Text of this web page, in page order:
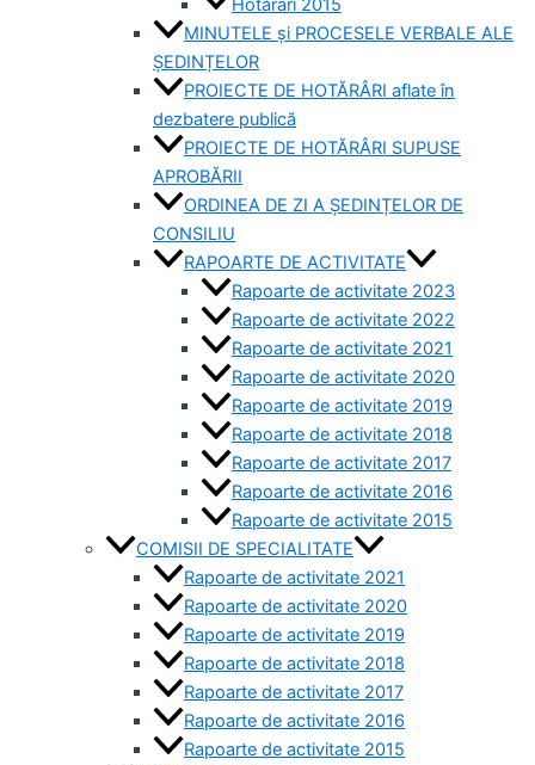
MINUTELE și PROCESELE VERBALE ALE
ȘEDINȚELOR
PROIECTE DE HOTĂRÂRI aflate în
dezbatere publică
PROIECTE DE HOTĂRÂRI SUPUSE
APROBĂRII
ORDINEA DE ZI A ȘEDINȚELOR DE
CONSILIU
RAPOARTE DE ACTIVITATE
Rapoarte de activitate 2023
Rapoarte de activitate 2022
Rapoarte de activitate 2021
Rapoarte de activitate 2020
Rapoarte de activitate 2019
Rapoarte de activitate 2018
Rapoarte de activitate 2017
Rapoarte de activitate 2016
Rapoarte de activitate 2015
COMISII DE SPECIALITATE
Rapoarte de activitate 2021
Rapoarte de activitate 2020
Rapoarte de activitate 2019
Rapoarte de activitate 2018
Rapoarte de activitate 2017
Rapoarte de activitate 2016
Rapoarte de activitate 2015